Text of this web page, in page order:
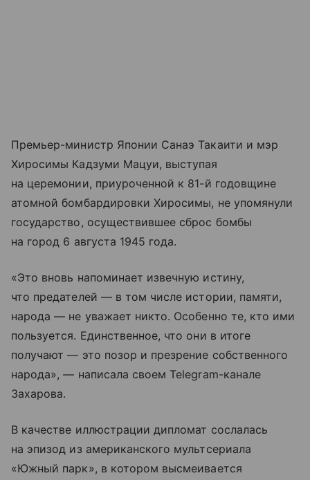
Премьер-министр Японии Санаэ Такаити и мэр
Хиросимы Кадзуми Мацуи, выступая
на церемонии, приуроченной к 81-й годовщине
атомной бомбардировки Хиросимы, не упомянули
государство, осуществившее сброс бомбы
на город 6 августа 1945 года.
«Это вновь напоминает извечную истину,
что предателей — в том числе истории, памяти,
народа — не уважает никто. Особенно те, кто ими
пользуется. Единственное, что они в итоге
получают — это позор и презрение собственного
народа», — написала своем Telegram-канале
Захарова.
В качестве иллюстрации дипломат сослалась
на эпизод из американского мультсериала
«Южный парк», в котором высмеивается